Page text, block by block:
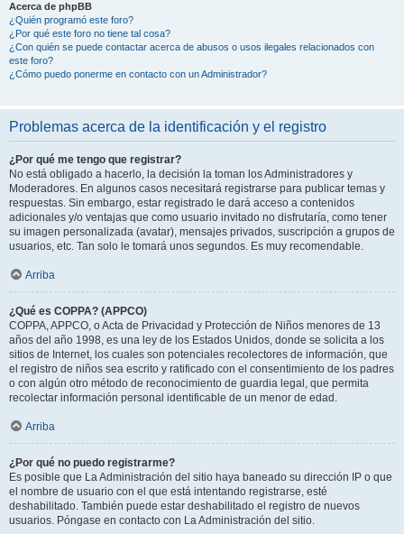
Acerca de phpBB
¿Quién programó este foro?
¿Por qué este foro no tiene tal cosa?
¿Con quién se puede contactar acerca de abusos o usos ilegales relacionados con
este foro?
¿Cómo puedo ponerme en contacto con un Administrador?
Problemas acerca de la identificación y el registro
¿Por qué me tengo que registrar?
No está obligado a hacerlo, la decisión la toman los Administradores y
Moderadores. En algunos casos necesitará registrarse para publicar temas y
respuestas. Sin embargo, estar registrado le dará acceso a contenidos
adicionales y/o ventajas que como usuario invitado no disfrutaría, como tener
su imagen personalizada (avatar), mensajes privados, suscripción a grupos de
usuarios, etc. Tan solo le tomará unos segundos. Es muy recomendable.
Arriba
¿Qué es COPPA? (APPCO)
COPPA, APPCO, o Acta de Privacidad y Protección de Niños menores de 13
años del año 1998, es una ley de los Estados Unidos, donde se solicita a los
sitios de Internet, los cuales son potenciales recolectores de información, que
el registro de niños sea escrito y ratificado con el consentimiento de los padres
o con algún otro método de reconocimiento de guardia legal, que permita
recolectar información personal identificable de un menor de edad.
Arriba
¿Por qué no puedo registrarme?
Es posible que La Administración del sitio haya baneado su dirección IP o que
el nombre de usuario con el que está intentando registrarse, esté
deshabilitado. También puede estar deshabilitado el registro de nuevos
usuarios. Póngase en contacto con La Administración del sitio.